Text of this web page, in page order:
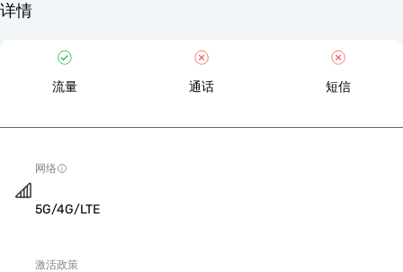
详情
流量 通话 短信
网络
5G/4G/LTE
激活政策